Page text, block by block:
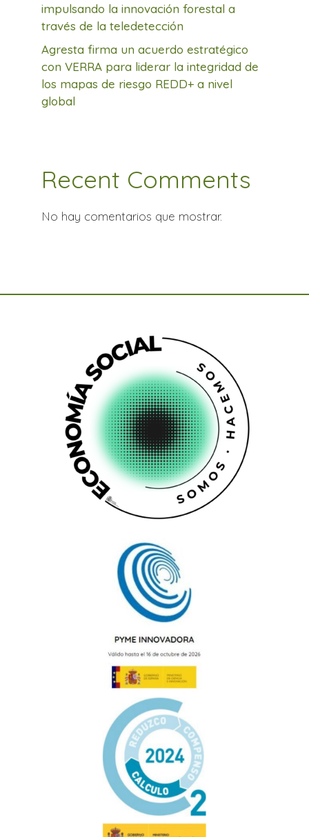
impulsando la innovación forestal a
través de la teledetección
Agresta firma un acuerdo estratégico
con VERRA para liderar la integridad de
los mapas de riesgo REDD+ a nivel
global
Recent Comments
No hay comentarios que mostrar.